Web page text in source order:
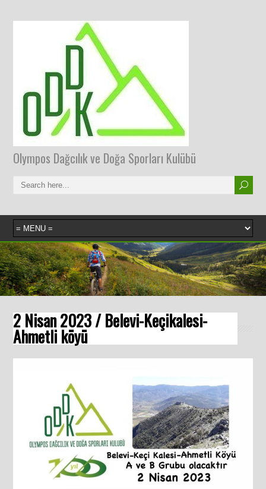
Olympos Dağcılık ve Doğa Sporları Kulübü
2 Nisan 2023 / Belevi-Keçikalesi-
Ahmetli köyü